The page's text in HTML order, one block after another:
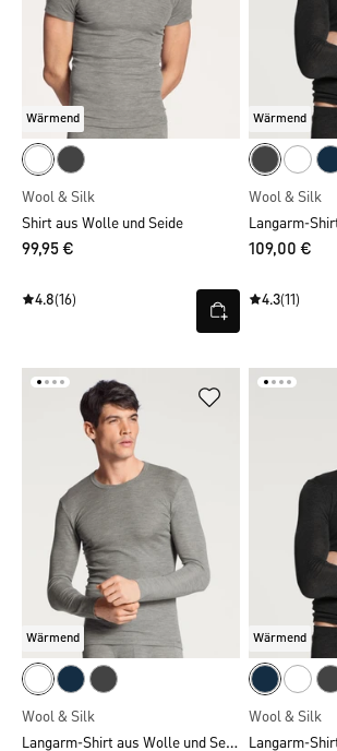
Wärmend
Wool & Silk
Shirt aus Wolle und Seide
99,95 €
4.8(16)
Wärmend
Wool & Silk
109,00 €
4.3(11)
Wärmend
Wool & Silk
Langarm-Shirt aus Wolle und Seide
Wärmend
Wool & Silk